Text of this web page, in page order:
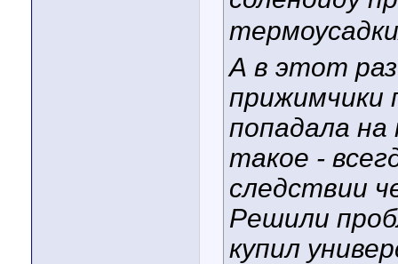
А в этот
прижимчики
попадала
такое -
следствии
Решили
купил